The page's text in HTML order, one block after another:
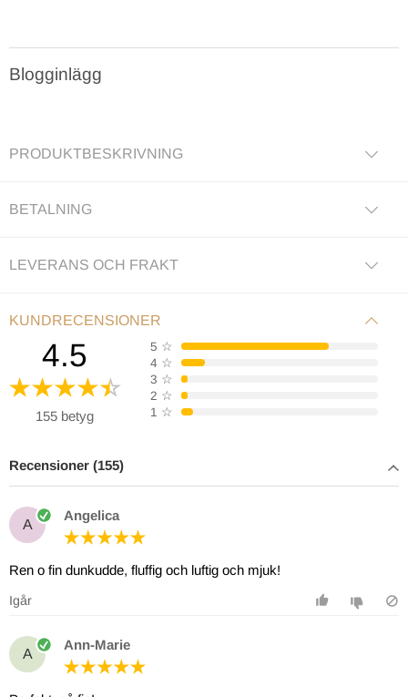
Blogginlägg
PRODUKTBESKRIVNING
BETALNING
LEVERANS OCH FRAKT
KUNDRECENSIONER
4.5
155 betyg
5 ☆
4 ☆
3 ☆
2 ☆
1 ☆
Recensioner (155)
A
Angelica
Ren o fin dunkudde, fluffig och luftig och mjuk!
Igår
A
Ann-Marie